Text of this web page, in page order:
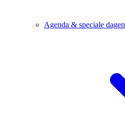
Agenda & speciale dagen